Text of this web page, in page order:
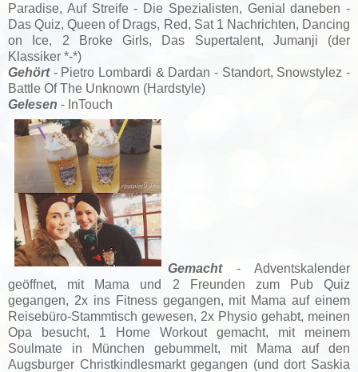
Paradise, Auf Streife - Die Spezialisten, Genial daneben -
Das Quiz, Queen of Drags, Red, Sat 1 Nachrichten, Dancing
on Ice, 2 Broke Girls, Das Supertalent, Jumanji (der
Klassiker *-*)
Gehört- Pietro Lombardi & Dardan - Standort, Snowstylez -
Battle Of The Unknown (Hardstyle)
Gelesen - InTouch
Gemacht- Adventskalender
geöffnet, mit Mama und 2 Freunden zum Pub Quiz
gegangen, 2x ins Fitness gegangen, mit Mama auf einem
Reisebüro-Stammtisch gewesen, 2x Physio gehabt, meinen
Opa besucht, 1 Home Workout gemacht, mit meinem
Soulmate in München gebummelt, mit Mama auf den
Augsburger Christkindlesmarkt gegangen (und dort Saskia